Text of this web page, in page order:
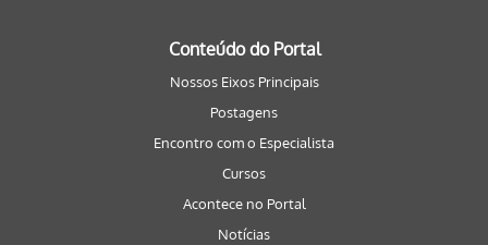
Conteúdo do Portal
Nossos Eixos Principais
Postagens
Encontro com o Especialista
Cursos
Acontece no Portal
Notícias